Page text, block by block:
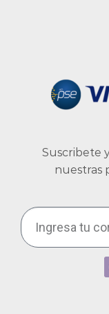
Suscribete
nuestras